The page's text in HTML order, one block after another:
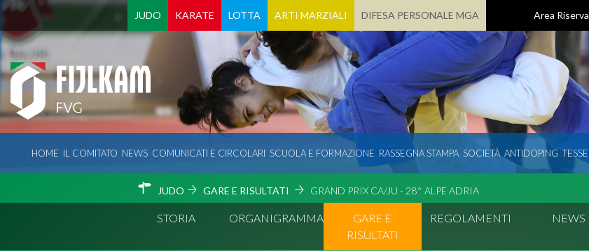
JUDO KARATE LOTTA ARTI MARZIALI DIFESA PERSONALE MGA Area
HOME IL COMITATO NEWS COMUNICATI E CIRCOLARI SCUOLA E FORMAZIONE RASSEGNA STAMPA SOCIETÀ ANTIDOPING
JUDO GARE E RISULTATI GRAND PRIX CA/JU - 28^ ALPE ADRIA
STORIA ORGANIGRAMMA
GARE E
RISULTATI
REGOLAMENTI NEWS